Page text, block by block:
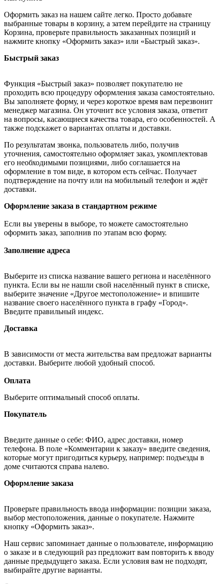
Оформить заказ на нашем сайте легко. Просто добавьте
выбранные товары в корзину, а затем перейдите на страницу
Корзина, проверьте правильность заказанных позиций и
нажмите кнопку «Оформить заказ» или «Быстрый заказ».
Быстрый заказ
Функция «Быстрый заказ» позволяет покупателю не
проходить всю процедуру оформления заказа самостоятельно.
Вы заполняете форму, и через короткое время вам перезвонит
менеджер магазина. Он уточнит все условия заказа, ответит
на вопросы, касающиеся качества товара, его особенностей. А
также подскажет о вариантах оплаты и доставки.
По результатам звонка, пользователь либо, получив
уточнения, самостоятельно оформляет заказ, укомплектовав
его необходимыми позициями, либо соглашается на
оформление в том виде, в котором есть сейчас. Получает
подтверждение на почту или на мобильный телефон и ждёт
доставки.
Оформление заказа в стандартном режиме
Если вы уверены в выборе, то можете самостоятельно
оформить заказ, заполнив по этапам всю форму.
Заполнение адреса
Выберите из списка название вашего региона и населённого
пункта. Если вы не нашли свой населённый пункт в списке,
выберите значение «Другое местоположение» и впишите
название своего населённого пункта в графу «Город».
Введите правильный индекс.
Доставка
В зависимости от места жительства вам предложат варианты
доставки. Выберите любой удобный способ.
Оплата
Выберите оптимальный способ оплаты.
Покупатель
Введите данные о себе: ФИО, адрес доставки, номер
телефона. В поле «Комментарии к заказу» введите сведения,
которые могут пригодиться курьеру, например: подъезды в
доме считаются справа налево.
Оформление заказа
Проверьте правильность ввода информации: позиции заказа,
выбор местоположения, данные о покупателе. Нажмите
кнопку «Оформить заказ».
Наш сервис запоминает данные о пользователе, информацию
о заказе и в следующий раз предложит вам повторить к вводу
данные предыдущего заказа. Если условия вам не подходят,
выбирайте другие варианты.